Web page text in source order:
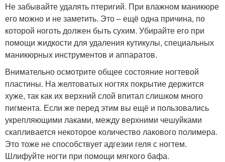
Не забывайте удалять птеригий. При влажном маникюре
его можно и не заметить. Это – ещё одна причина, по
которой ноготь должен быть сухим. Убирайте его при
помощи жидкости для удаления кутикулы, специальных
маникюрных инструментов и аппаратов.
Внимательно осмотрите общее состояние ногтевой
пластины. На желтоватых ногтях покрытие держится
хуже, так как их верхний слой впитал слишком много
пигмента. Если же перед этим вы ещё и пользовались
укрепляющими лаками, между верхними чешуйками
скапливается некоторое количество лакового полимера.
Это тоже не способствует адгезии геля с ногтем.
Шлифуйте ногти при помощи мягкого бафа.